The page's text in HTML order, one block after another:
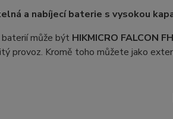
a nabíjecí baterie s vysokou
baterií může být HIKMICRO FALCON
provoz. Kromě toho můžete jako